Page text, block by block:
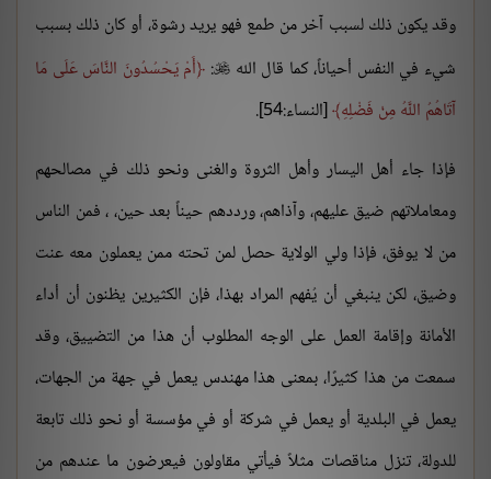
وقد يكون ذلك لسبب آخر من طمع فهو يريد رشوة، أو كان ذلك بسبب
شيء في النفس أحياناً، كما قال الله
: أَمْ يَحْسُدُونَ النَّاسَ عَلَى مَا
آتَاهُمُ اللَّهُ مِنْ فَضْلِهِ [النساء:54].
فإذا جاء أهل اليسار وأهل الثروة والغنى ونحو ذلك في مصالحهم
ومعاملاتهم ضيق عليهم، وآذاهم، ورددهم حيناً بعد حين، ، فمن الناس
من لا يوفق، فإذا ولي الولاية حصل لمن تحته ممن يعملون معه عنت
وضيق، لكن ينبغي أن يُفهم المراد بهذا، فإن الكثيرين يظنون أن أداء
الأمانة وإقامة العمل على الوجه المطلوب أن هذا من التضييق، وقد
سمعت من هذا كثيرًا، بمعنى هذا مهندس يعمل في جهة من الجهات،
يعمل في البلدية أو يعمل في شركة أو في مؤسسة أو نحو ذلك تابعة
للدولة، تنزل مناقصات مثلاً فيأتي مقاولون فيعرضون ما عندهم من